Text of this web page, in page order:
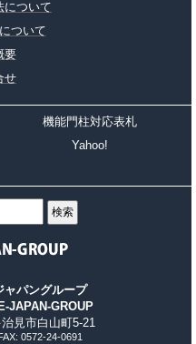
について
ついて
要
せ
機能門柱対応表札
Yahoo!
ャパングループ
JAPAN-GROUP
見市白山町5-21
0572-24-0691